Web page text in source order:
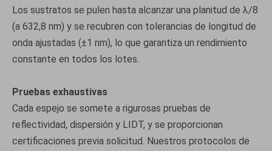
Los sustratos se pulen hasta alcanzar una planitud de λ/8
(a 632,8 nm) y se recubren con tolerancias de longitud de
onda ajustadas (±1 nm), lo que garantiza un rendimiento
constante en todos los lotes.
Pruebas exhaustivas
Cada espejo se somete a rigurosas pruebas de
reflectividad, dispersión y LIDT, y se proporcionan
certificaciones previa solicitud. Nuestros protocolos de
Ventanas protectoras láser Ventanas infrarrojas